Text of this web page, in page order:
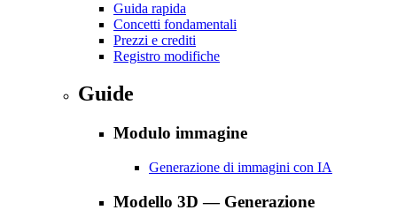
Guida rapida
Concetti fondamentali
Prezzi e crediti
Registro modifiche
Guide
Modulo immagine
Generazione di immagini con IA
Modello 3D — Generazione